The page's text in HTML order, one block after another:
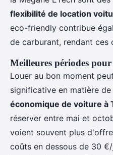
flexibilité de location
eco-friendly contribue
de carburant, rendant ces
Meilleures périodes
Louer au bon moment
significative en matière
économique de voiture à
réserver entre mai et
voient souvent plus
coûts en dessous de 30